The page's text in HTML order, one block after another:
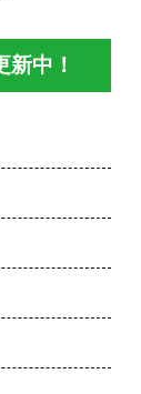
中！